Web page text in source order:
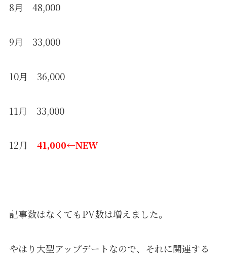
8月 48,000
9月 33,000
10月 36,000
11月 33,000
12月 41,000←NEW
記事数はなくてもPV数は増えました。
やはり大型アップデートなので、それに関連する